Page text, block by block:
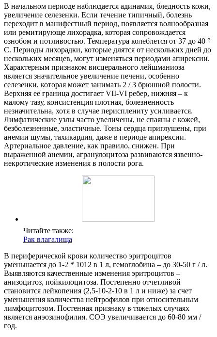
В начальном периоде наблюдается адинамия, бледность кожи,
увеличение селезенки. Если течение типичный, болезнь
переходит в манифестный период, появляется волнообразная
или ремитирующе лихорадка, которая сопровождается
ознобом и потливостью. Температура колеблется от 37 до 40 °
С. Периоды лихорадки, которые длятся от нескольких дней до
нескольких месяцев, могут изменяться периодами апирексии.
Характерным признаком висцерального лейшманиоза
является значительное увеличение печени, особенно
селезенки, которая может занимать 2 / 3 брюшной полости.
Верхняя ее граница достигает VII-VI ребер, нижняя – к
малому тазу, консистенция плотная, болезненность
незначительна, хотя в случае перисплениту усиливается.
Лимфатические узлы часто увеличены, не спаяны с кожей,
безболезненные, эластичные. Тоны сердца приглушены, при
анемии шумы, тахикардия, даже в периоде апирексии.
Артериальное давление, как правило, снижен. При
выраженной анемии, агранулоцитоза развиваются язвенно-
некротические изменения в полости рога.
Читайте также:
Рак влагалища
В периферической крови количество эритроцитов
уменьшается до 1-2 * 1012 в 1 л, гемоглобина – до 30-50 г / л.
Выявляются качественные изменения эритроцитов –
анизоцитоз, пойкилоцитоза. Постепенно отчетливой
становится лейкопения (2,5-10-2-10 в 1 л и ниже) за счет
уменьшения количества нейтрофилов при относительным
лимфоцитозом. Постенная признаку в тяжелых случаях
является анэозинофилия. СОЭ увеличивается до 60-80 мм /
год.